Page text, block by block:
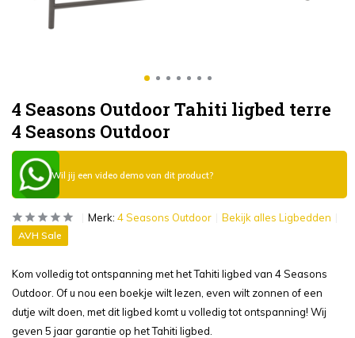
4 Seasons Outdoor Tahiti ligbed terre
4 Seasons Outdoor
Wil jij een video demo van dit product?
Merk: 4 Seasons Outdoor Bekijk alles Ligbedden
AVH Sale
Kom volledig tot ontspanning met het Tahiti ligbed van 4 Seasons
Outdoor. Of u nou een boekje wilt lezen, even wilt zonnen of een
dutje wilt doen, met dit ligbed komt u volledig tot ontspanning! Wij
geven 5 jaar garantie op het Tahiti ligbed.